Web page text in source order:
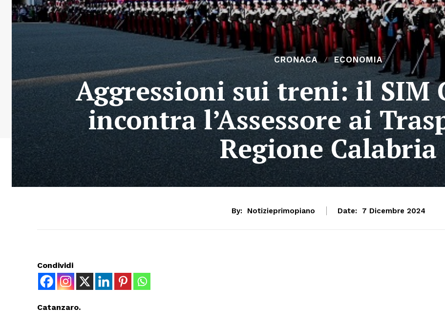
CRONACA ECONOMIA
Aggressioni sui treni: il SIM
incontra l’Assessore ai
Regione Calabria
By: Notizieprimopiano Date: 7 Dicembre 2024
Condividi
Catanzaro.